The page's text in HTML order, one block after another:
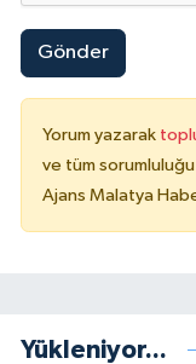
Gönder
Yorum yazarak
ve tüm
Ajans Malatya
Yükleniyor...